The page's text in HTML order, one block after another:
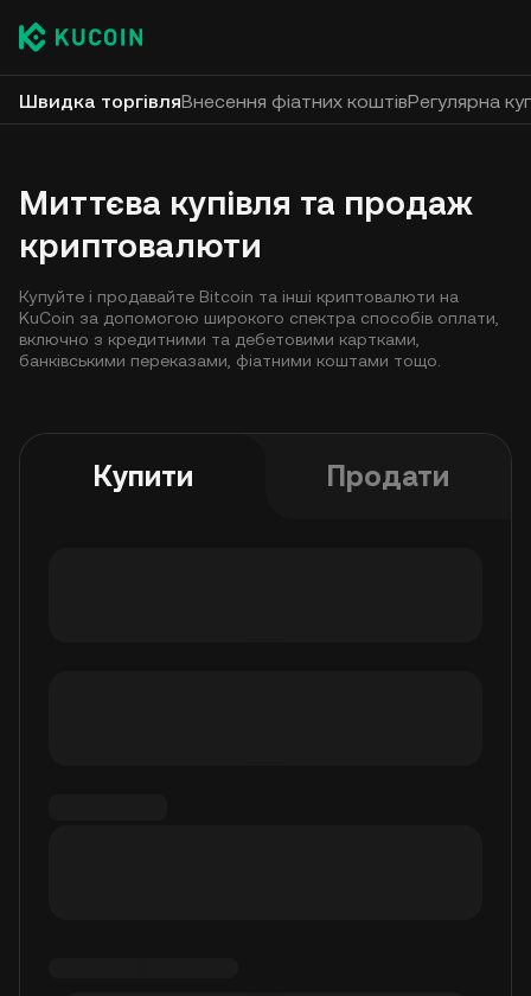
Швидка торгівляВнесення фіатних коштівРегулярна
Миттєва купівля та продаж
криптовалюти
Купуйте і продавайте Bitcoin та інші криптовалюти на
KuCoin за допомогою широкого спектра способів оплати,
включно з кредитними та дебетовими картками,
банківськими переказами, фіатними коштами тощо.
Купити Продати